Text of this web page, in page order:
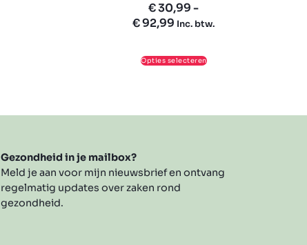
€30,99 -
€92,99 Inc. btw.
Opties selecteren
Gezondheid in je mailbox?
Meld je aan voor mijn nieuwsbrief en ontvang
regelmatig updates over zaken rond
gezondheid.